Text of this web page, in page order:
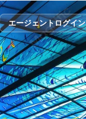
エージェントログイン